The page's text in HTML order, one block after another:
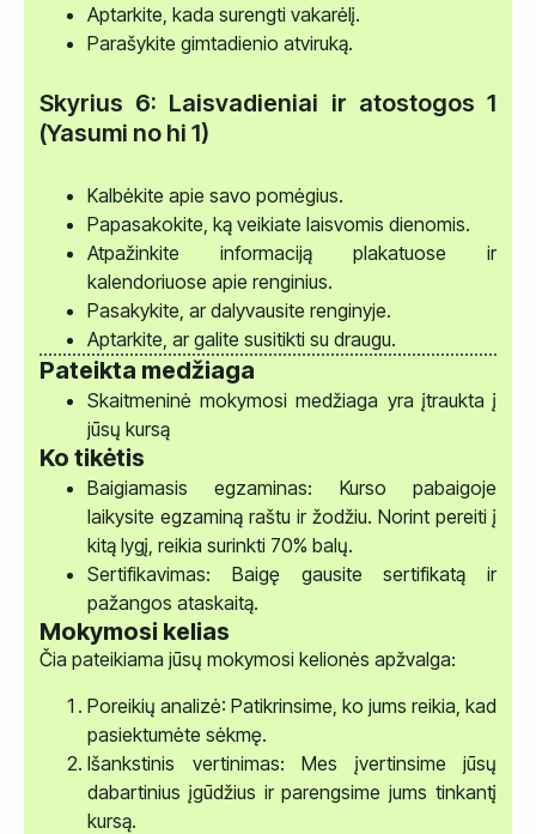
Aptarkite, kada surengti vakarėlį.
Parašykite gimtadienio atviruką.
Skyrius 6: Laisvadieniai ir atostogos 1
(Yasumi no hi 1)
Kalbėkite apie savo pomėgius.
Papasakokite, ką veikiate laisvomis dienomis.
Atpažinkite informaciją plakatuose ir
kalendoriuose apie renginius.
Pasakykite, ar dalyvausite renginyje.
Aptarkite, ar galite susitikti su draugu.
Pateikta medžiaga
Skaitmeninė mokymosi medžiaga yra įtraukta į
jūsų kursą
Ko tikėtis
Baigiamasis egzaminas: Kurso pabaigoje
laikysite egzaminą raštu ir žodžiu. Norint pereiti į
kitą lygį, reikia surinkti 70% balų.
Sertifikavimas: Baigę gausite sertifikatą ir
pažangos ataskaitą.
Mokymosi kelias
Čia pateikiama jūsų mokymosi kelionės apžvalga:
Poreikių analizė: Patikrinsime, ko jums reikia, kad
pasiektumėte sėkmę.
Išankstinis vertinimas: Mes įvertinsime jūsų
dabartinius įgūdžius ir parengsime jums tinkantį
kursą.